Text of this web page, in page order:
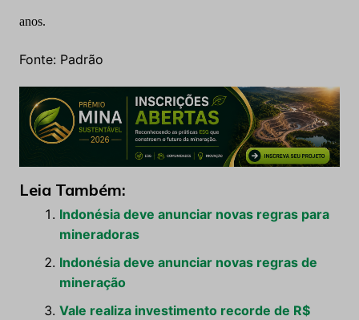
anos.
Fonte: Padrão
Leia Também:
Indonésia deve anunciar novas regras para
mineradoras
Indonésia deve anunciar novas regras de
mineração
Vale realiza investimento recorde de R$